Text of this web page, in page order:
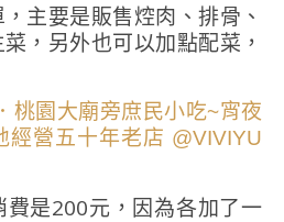
主要是販售焢肉、排骨、
，另外也可以加點配菜，
是200元，因為各加了一